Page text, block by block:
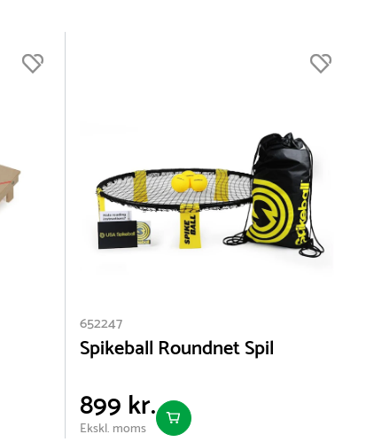
652247
Spikeball Roundnet Spil
899 kr.
Ekskl. moms